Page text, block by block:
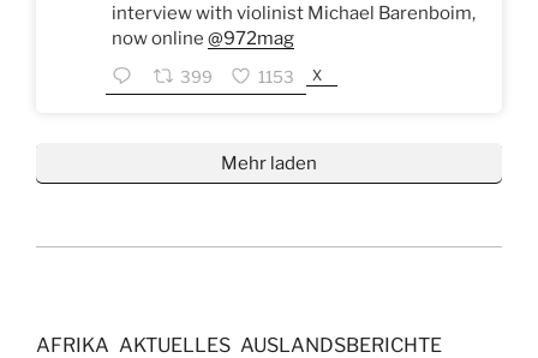
interview with violinist Michael Barenboim,
now online @972mag
399 1153 X
Mehr laden
AFRIKA AKTUELLES AUSLANDSBERICHTE